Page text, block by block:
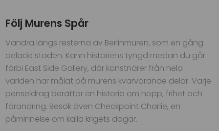
Följ Murens Spår
Vandra längs resterna av Berlinmuren, som en gång
delade staden. Känn historiens tyngd medan du går
förbi East Side Gallery, där konstnärer från hela
världen har målat på murens kvarvarande delar. Varje
penseldrag berättar en historia om hopp, frihet och
förändring. Besök även Checkpoint Charlie, en
påminnelse om kalla krigets dagar.